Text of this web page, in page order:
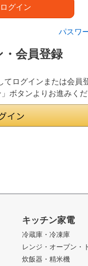
ログイン
パスワ
会員登録
ログインまたは会員
ボタンよりお進みくだ
キッチン家電
冷蔵庫・冷凍庫
レンジ・オーブン・
炊飯器・精米機